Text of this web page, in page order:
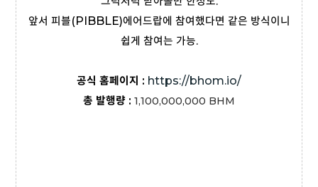
앞서 피블(PIBBLE)에어드랍에 참여했다면 같은 방식이니
쉽게 참여는 가능.
공식 홈페이지 : https://bhom.io/
총 발행량 : 1,100,000,000 BHM